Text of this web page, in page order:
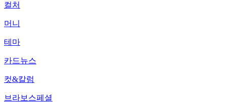
컬처
머니
테마
카드뉴스
컷&칼럼
브라보스페셜